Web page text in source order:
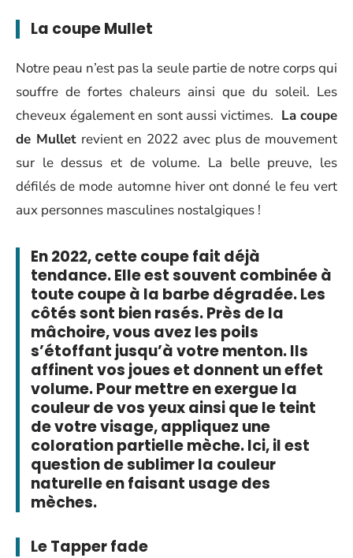
La coupe Mullet
Notre peau n’est pas la seule partie de notre corps qui
souffre de fortes chaleurs ainsi que du soleil. Les
cheveux également en sont aussi victimes. La coupe
de Mulletrevient en 2022 avec plus de mouvement
sur le dessus et de volume. La belle preuve, les
défilés de mode automne hiver ont donné le feu vert
aux personnes masculines nostalgiques !
En 2022, cette coupe fait déjà
tendance. Elle est souvent combinée à
toute coupe à la barbe dégradée. Les
côtés sont bien rasés. Près de la
mâchoire, vous avez les poils
s’étoffant jusqu’à votre menton. Ils
affinent vos joues et donnent un effet
volume. Pour mettre en exergue la
couleur de vos yeux ainsi que le teint
de votre visage, appliquez une
coloration partielle mèche. Ici, il est
question de sublimer la couleur
naturelle en faisant usage des
mèches.
Le Tapper fade